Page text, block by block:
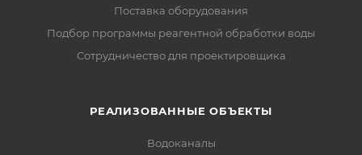
Поставка оборудования
Подбор программы реагентной обработки воды
Сотрудничество для проектировщика
РЕАЛИЗОВАННЫЕ ОБЪЕКТЫ
Водоканалы